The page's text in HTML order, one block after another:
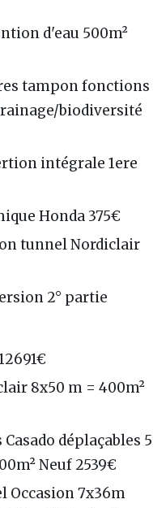
d'eau 500m²
tampon fonctions
biodiversité
intégrale 1ere
Honda 375€
tunnel Nordiclair
2° partie
8x50 m = 400m²
déplaçables 5
Neuf 2539€
Occasion 7x36m